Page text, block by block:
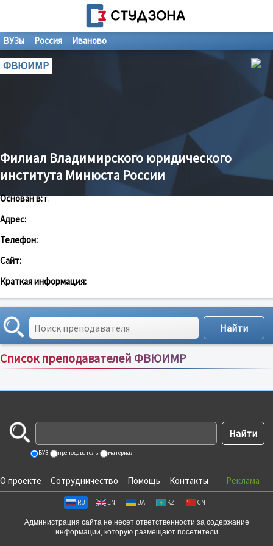
ВУЗы Россия Иваново
ФВЮИМР
Филиал Владимирского юридического
института Минюста России
Основан в:г.
Адрес:
Телефон:
Сайт:
Краткая информация:
Список преподавателей ФВЮИМР
Сортировка по:имени;рейтингу;отзывам
ВУЗ преподаватель материал
О проекте Сотрудничество Помощь Контакты Реклама
RU EN UA KZ CN
Администрация сайта не несет ответственности за содержание
информации, которую размещают посетители